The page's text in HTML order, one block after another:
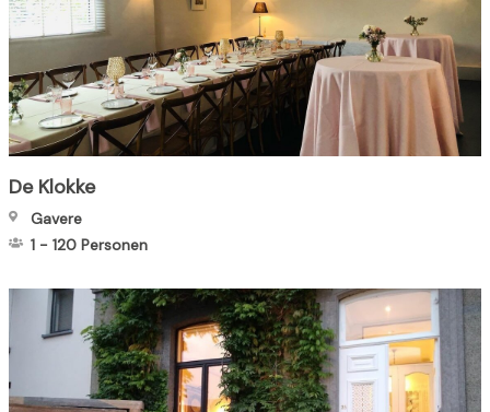
De Klokke
Gavere
1 - 120 Personen